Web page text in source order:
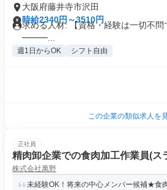
大阪府藤井寺市沢田
時給2340円～3510円
求める人材: 【資格・経験は一切不
━━━...
週1日からOK シフト自由
この企業の類似求人を
正社員
精肉卸企業での食肉加工作業員(ス
株式会社萬野
未経験OK！将来の中心メンバー候補★食